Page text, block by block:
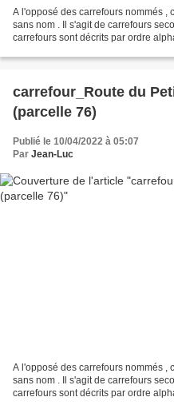
A l'opposé des carrefours nommés ,
sans nom . Il s'agit de carrefours
carrefours sont décrits par ordre
carrefour_Route du
(parcelle 76)
Publié le 10/04/2022 à 05:07
Par Jean-Luc
A l'opposé des carrefours nommés ,
sans nom . Il s'agit de carrefours
carrefours sont décrits par ordre